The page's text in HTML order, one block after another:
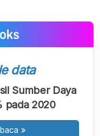
data
Sumber Daya
pada 2020
»